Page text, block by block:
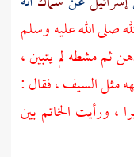
صلى الله عليه وسلم
ثم مشطه لم يتبين ،
مثل السيف ، فقال :
، ورأيت الخاتم بين